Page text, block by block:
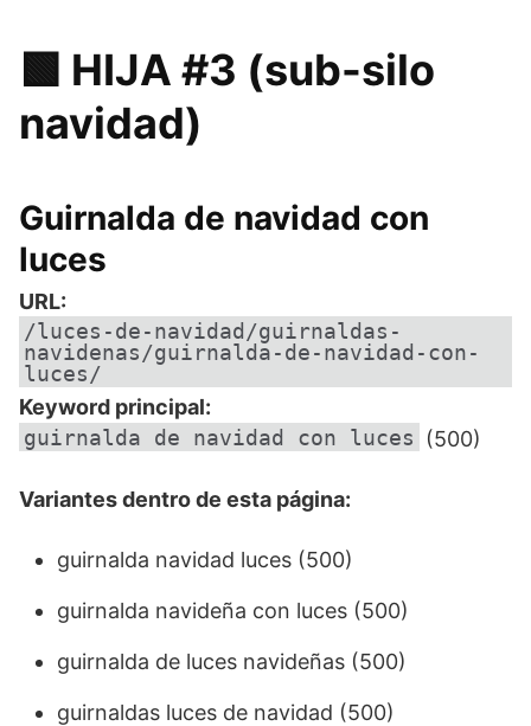
🟩 HIJA #3 (sub-silo
navidad)
Guirnalda de navidad con
luces
URL:
/luces-de-navidad/guirnaldas-
navidenas/guirnalda-de-navidad-con-
luces/
Keyword principal:
guirnalda de navidad con luces
(500)
Variantes dentro de esta página:
guirnalda navidad luces (500)
guirnalda navideña con luces (500)
guirnalda de luces navideñas (500)
guirnaldas luces de navidad (500)